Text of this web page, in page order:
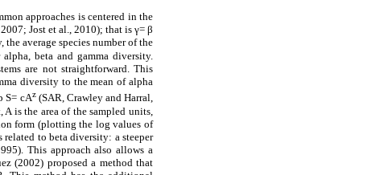
approaches is centered in the
Jost et al., 2010); that is γ= β
the average species number of the
beta and gamma diversity.
are not straightforward. This
diversity to the mean of alpha
S= cAz(SAR, Crawley and Harral,
is the area of the sampled units,
form (plotting the log values of
related to beta diversity: a steeper
This approach also allows a
(2002) proposed a method that